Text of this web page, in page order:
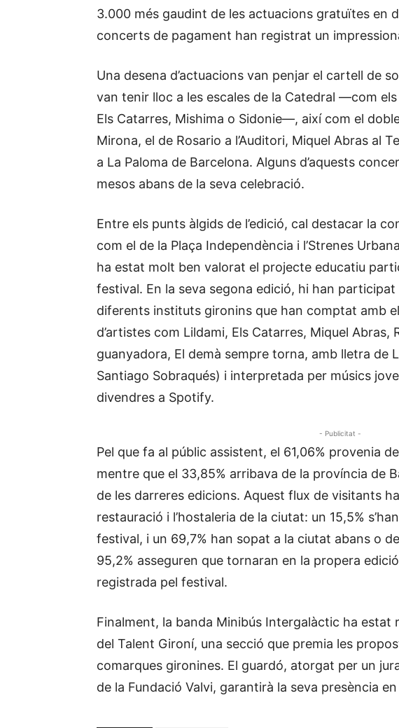
3.000 més gaudint de les actuacions gratuïtes en
concerts de pagament han registrat un
Una desena d’actuacions van penjar el cartell de
van tenir lloc a les escales de la Catedral —com
Els Catarres, Mishima o Sidonie—, així com el
Mirona, el de Rosario a l’Auditori, Miquel Abras al
a La Paloma de Barcelona. Alguns d’aquests
mesos abans de la seva celebració.
Entre els punts àlgids de l’edició, cal destacar la
com el de la Plaça Independència i l’Strenes
ha estat molt ben valorat el projecte educatiu
festival. En la seva segona edició, hi han
diferents instituts gironins que han comptat amb
d’artistes com Lildami, Els Catarres, Miquel Abras,
guanyadora, El demà sempre torna, amb lletra de
Santiago Sobraqués) i interpretada per músics
divendres a Spotify.
- Publicitat -
Pel que fa al públic assistent, el 61,06% provenia
mentre que el 33,85% arribava de la província de
de les darreres edicions. Aquest flux de visitants
restauració i l’hostaleria de la ciutat: un 15,5%
festival, i un 69,7% han sopat a la ciutat abans o
95,2% asseguren que tornaran en la propera
registrada pel festival.
Finalment, la banda Minibús Intergalàctic ha estat
del Talent Gironí, una secció que premia les
comarques gironines. El guardó, atorgat per un
de la Fundació Valvi, garantirà la seva presència